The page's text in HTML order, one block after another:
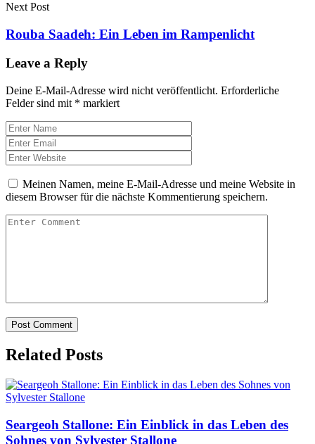
Next Post
Rouba Saadeh: Ein Leben im Rampenlicht
Leave a Reply
Deine E-Mail-Adresse wird nicht veröffentlicht. Erforderliche
Felder sind mit * markiert
Meinen Namen, meine E-Mail-Adresse und meine Website in
diesem Browser für die nächste Kommentierung speichern.
Related Posts
Seargeoh Stallone: Ein Einblick in das Leben des
Sohnes von Sylvester Stallone